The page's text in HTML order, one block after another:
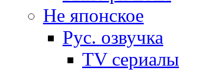
Не японское
Рус. озвучка
TV сериалы